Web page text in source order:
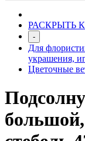
РАСКРЫТЬ
-
Для
украшения,
Цветочные